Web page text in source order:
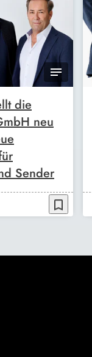
die
neu
Sender
bookmark_border